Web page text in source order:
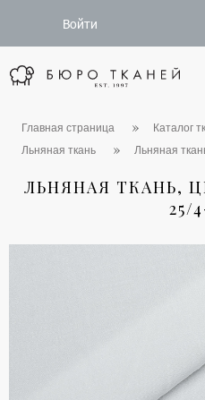
Войти
Главная страница Каталог
Льняная ткань
Льняная
ЛЬНЯНАЯ ТКАНЬ,
25/